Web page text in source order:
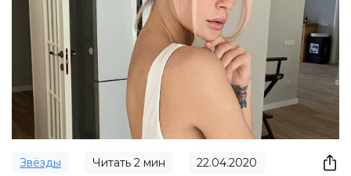
Звёзды Читать 2 мин 22.04.2020